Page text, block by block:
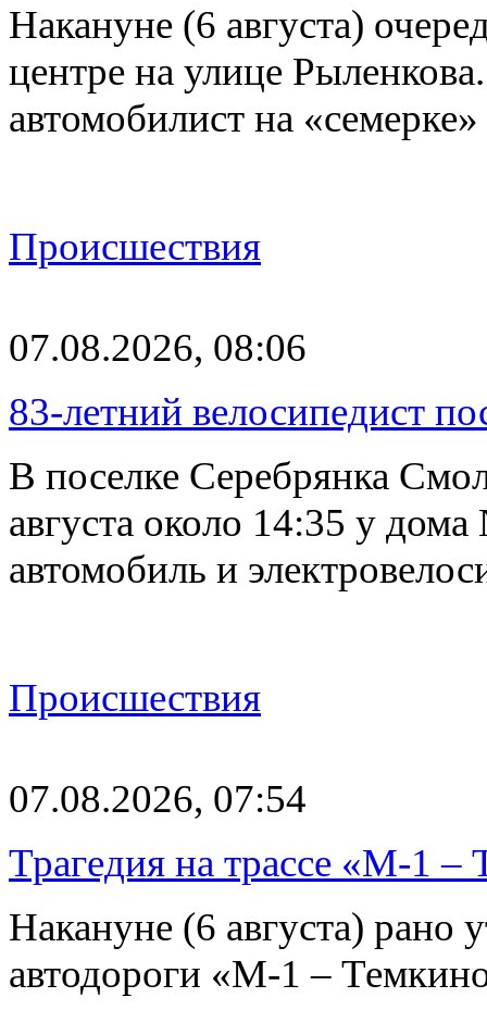
Накануне (6 августа)
центре на улице
автомобилист на
Происшествия
07.08.2026, 08:06
83-летний велосипедист
В поселке Серебрянка
августа около 14:35 у
автомобиль и
Происшествия
07.08.2026, 07:54
Трагедия на трассе «М-1 –
Накануне (6 августа) рано
автодороги «М-1 –